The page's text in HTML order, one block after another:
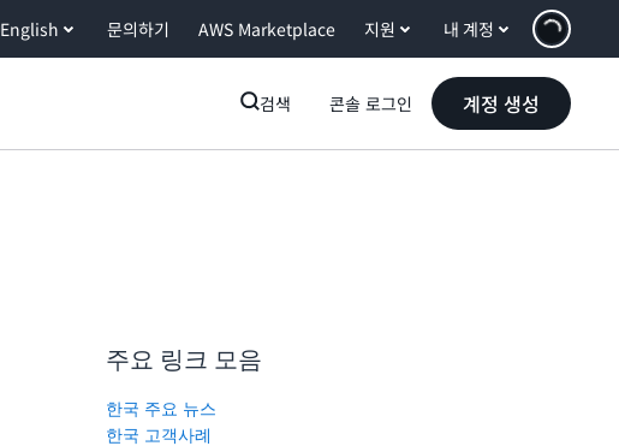
English 문의하기 AWS Marketplace 지원 내 계정
검색 콘솔 로그인 계정 생성
주요 링크 모음
한국 주요 뉴스
한국 고객사례